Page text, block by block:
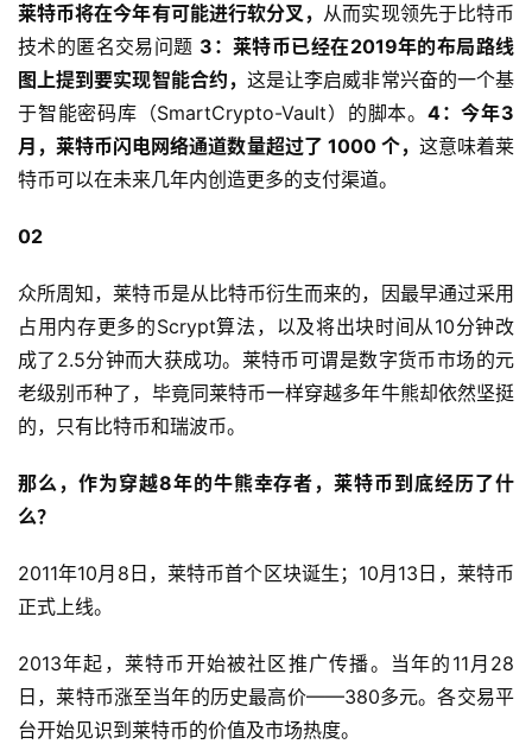
莱特币将在今年有可能进行软分叉， 从而实现领先于比特币
技术的匿名交易问题 3：莱特币已经在2019年的布局路线
图上提到要实现智能合约， 这是让李启威非常兴奋的一个基
于智能密码库（SmartCrypto-Vault）的脚本。 4：今年3
月，莱特币闪电网络通道数量超过了 1000 个， 这意味着莱
特币可以在未来几年内创造更多的支付渠道。
02
众所周知，莱特币是从比特币衍生而来的，因最早通过采用
占用内存更多的Scrypt算法，以及将出块时间从10分钟改
成了2.5分钟而大获成功。莱特币可谓是数字货币市场的元
老级别币种了，毕竟同莱特币一样穿越多年牛熊却依然坚挺
的，只有比特币和瑞波币。
那么，作为穿越8年的牛熊幸存者，莱特币到底经历了什
么？
2011年10月8日，莱特币首个区块诞生；10月13日，莱特币
正式上线。
2013年起，莱特币开始被社区推广传播。当年的11月28
日，莱特币涨至当年的历史最高价——380多元。各交易平
台开始见识到莱特币的价值及市场热度。